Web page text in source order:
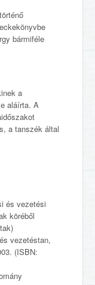
bármiféle
a
aláírta. A
a tanszék által
és vezetési
köréből
vezetéstan,
(ISBN: